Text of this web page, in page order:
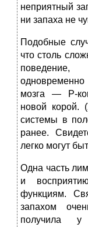
неприятный
ни запаха не
Подобные
что столь
поведение,
мозга — Р-
новой корой.
системы в
ранее.
легко могут
Одна часть
и
функциям.
запахом
получила у